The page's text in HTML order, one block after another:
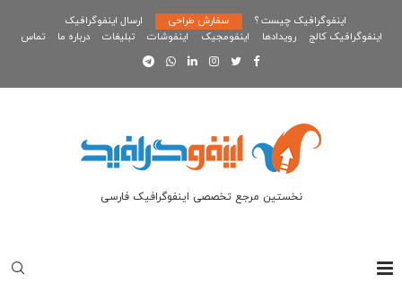
اینفوگرافیک چیست ؟ سفارش طراحی
ارسال اینفوگرافیک
اینفوگرافیک کالج
رویدادها اینفومجیک اینفوشات تبلیغات درباره ما تماس
نخستین مرجع تخصصی اینفوگرافیک فارسی